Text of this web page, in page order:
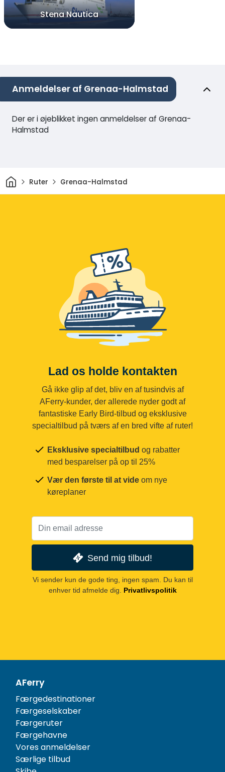
Stena Nautica
Anmeldelser af Grenaa-Halmstad
Der er i øjeblikket ingen anmeldelser af Grenaa-
Halmstad
HjemRuter Grenaa-Halmstad
Lad os holde kontakten
Gå ikke glip af det, bliv en af tusindvis af
AFerry-kunder, der allerede nyder godt af
fantastiske Early Bird-tilbud og eksklusive
specialtilbud på tværs af en bred vifte af ruter!
Eksklusive specialtilbud og rabatter
med besparelser på op til 25%
Vær den første til at vide om nye
køreplaner
Send mig tilbud!
Vi sender kun de gode ting, ingen spam. Du kan til
enhver tid afmelde dig.
Privatlivspolitik
AFerry
Færgedestinationer
Færgeselskaber
Færgeruter
Færgehavne
Vores anmeldelser
Særlige tilbud